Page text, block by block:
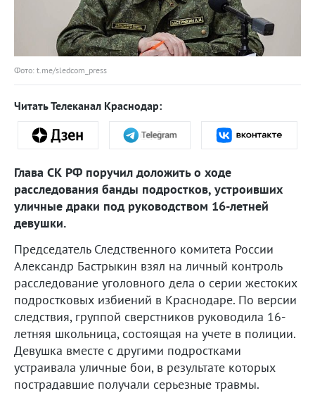
Фото: t.me/sledcom_press
Читать Телеканал Краснодар:
Глава СК РФ поручил доложить о ходе
расследования банды подростков, устроивших
уличные драки под руководством 16-летней
девушки.
Председатель Следственного комитета России
Александр Бастрыкин взял на личный контроль
расследование уголовного дела о серии жестоких
подростковых избиений в Краснодаре. По версии
следствия, группой сверстников руководила 16-
летняя школьница, состоящая на учете в полиции.
Девушка вместе с другими подростками
устраивала уличные бои, в результате которых
пострадавшие получали серьезные травмы.